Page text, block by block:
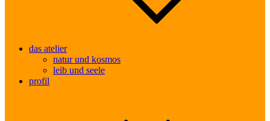
das atelier
natur und kosmos
leib und seele
profil